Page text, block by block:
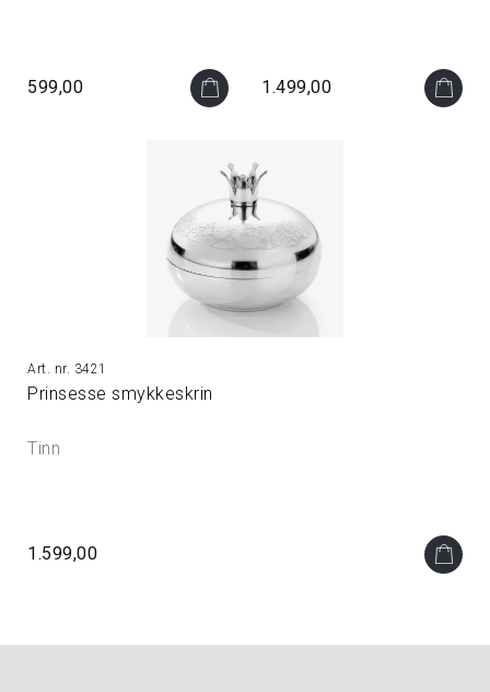
599,00 1.499,00
3421
Prinsesse smykkeskrin
Tinn
1.599,00